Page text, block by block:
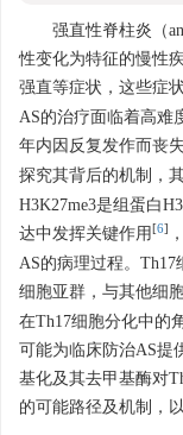
强直性脊柱炎（
性变化为特征的慢性
强直等症状，这些症
AS的治疗面临着高难
年内因反复发作而丧
探究其背后的机制，
H3K27me3是组蛋白
达中发挥关键作用 [6]
AS的病理过程。
细胞亚群，与其他细
在Th17细胞分化中的
可能为临床防治AS提
基化及其去甲基酶对
的可能路径及机制，